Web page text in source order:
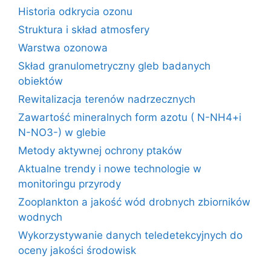
Historia odkrycia ozonu
Struktura i skład atmosfery
Warstwa ozonowa
Skład granulometryczny gleb badanych
obiektów
Rewitalizacja terenów nadrzecznych
Zawartość mineralnych form azotu ( N-NH4+i
N-NO3-) w glebie
Metody aktywnej ochrony ptaków
Aktualne trendy i nowe technologie w
monitoringu przyrody
Zooplankton a jakość wód drobnych zbiorników
wodnych
Wykorzystywanie danych teledetekcyjnych do
oceny jakości środowisk